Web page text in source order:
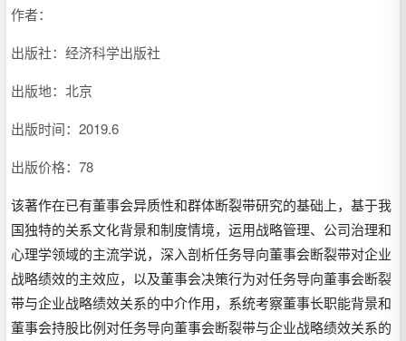
作者：
出版社：经济科学出版社
出版地：北京
出版时间：2019.6
出版价格：78
该著作在已有董事会异质性和群体断裂带研究的基础上，基于我
国独特的关系文化背景和制度情境，运用战略管理、公司治理和
心理学领域的主流学说，深入剖析任务导向董事会断裂带对企业
战略绩效的主效应，以及董事会决策行为对任务导向董事会断裂
带与企业战略绩效关系的中介作用，系统考察董事长职能背景和
董事会持股比例对任务导向董事会断裂带与企业战略绩效关系的